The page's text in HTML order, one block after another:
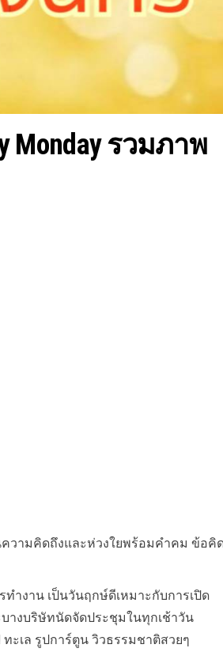
Monday รวมภาพ
วามคิดถึงและห่วงใยพร้อมคำคม ข้อคิ
ำงาน เป็นวันฤกษ์ดีเหมาะกับการเปิด
งบริษัทนัดจัดประชุมในทุกเช้าวัน
ะเล รูปการ์ตูน วิวธรรมชาติสวยๆ